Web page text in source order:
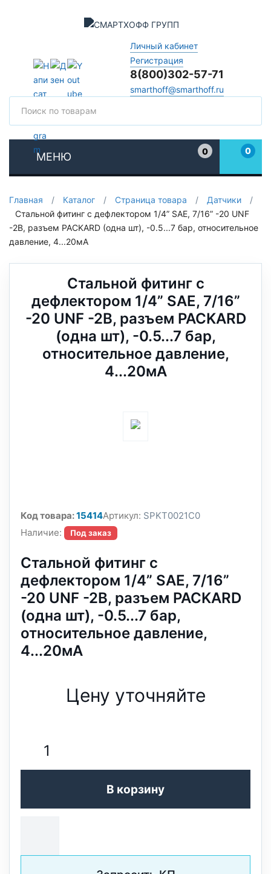
Личный кабинет
Регистрация
8(800)302-57-71
smarthoff@smarthoff.ru
МЕНЮ
0
0
Главная / Каталог / Страница товара / Датчики
/
Стальной фитинг с дефлектором 1/4” SAE, 7/16” -20 UNF
-2B, разъем PACKARD (одна шт), -0.5...7 бар, относительное
давление, 4...20мА
Стальной фитинг с
дефлектором 1/4” SAE, 7/16”
-20 UNF -2B, разъем PACKARD
(одна шт), -0.5...7 бар,
относительное давление,
4...20мА
Код товара:15414Артикул: SPKT0021C0
Наличие:
Под заказ
Стальной фитинг с
дефлектором 1/4” SAE, 7/16”
-20 UNF -2B, разъем PACKARD
(одна шт), -0.5...7 бар,
относительное давление,
4...20мА
Цену уточняйте
В корзину